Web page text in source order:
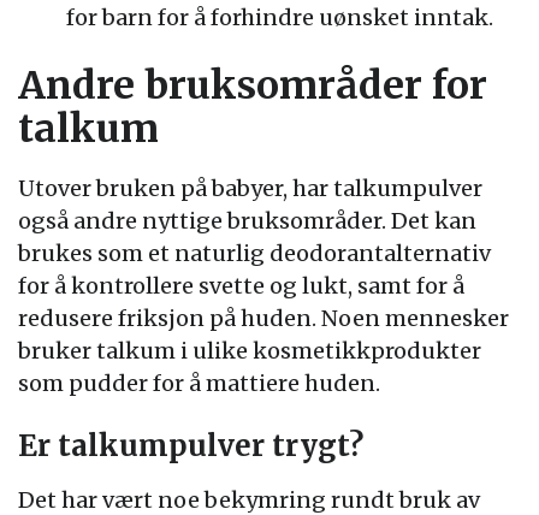
for barn for å forhindre uønsket inntak.
Andre bruksområder for
talkum
Utover bruken på babyer, har talkumpulver
også andre nyttige bruksområder. Det kan
brukes som et naturlig deodorantalternativ
for å kontrollere svette og lukt, samt for å
redusere friksjon på huden. Noen mennesker
bruker talkum i ulike kosmetikkprodukter
som pudder for å mattiere huden.
Er talkumpulver trygt?
Det har vært noe bekymring rundt bruk av